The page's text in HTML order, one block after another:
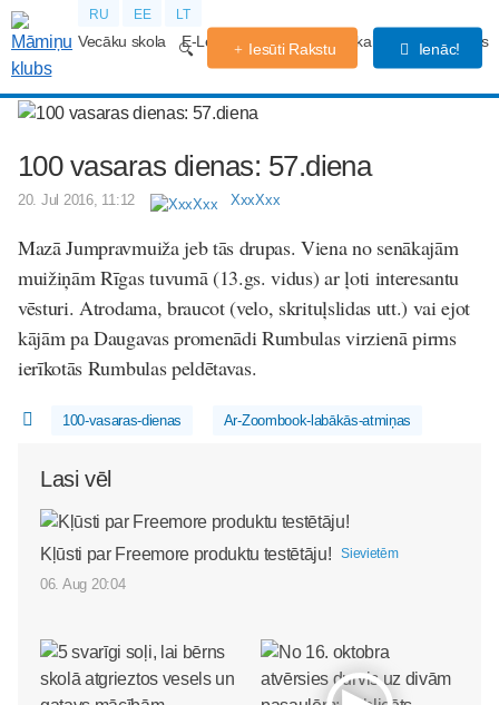
RU EE LT
Vecāku skola E-Lekcijas Grūtniecības kalendārs Forums
Iesūti Rakstu Ienāc!
100 vasaras dienas: 57.diena
20. Jul 2016, 11:12 XxxXxx
Mazā Jumpravmuiža jeb tās drupas. Viena no senākajām
muižiņām Rīgas tuvumā (13.gs. vidus) ar ļoti interesantu
vēsturi. Atrodama, braucot (velo, skrituļslidas utt.) vai ejot
kājām pa Daugavas promenādi Rumbulas virzienā pirms
ierīkotās Rumbulas peldētavas.
100-vasaras-dienas Ar-Zoombook-labākās-atmiņas
Lasi vēl
Kļūsti par Freemore produktu testētāju! Sievietēm
06. Aug 20:04